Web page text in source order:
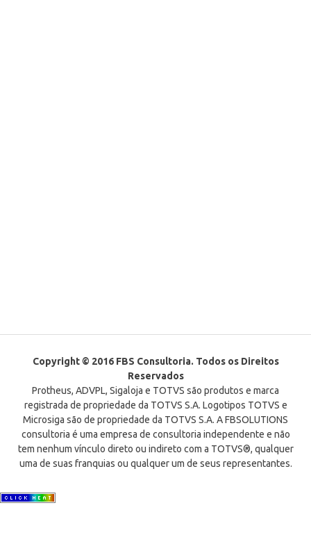
Copyright © 2016 FBS Consultoria. Todos os Direitos
Reservados
Protheus, ADVPL, Sigaloja e TOTVS são produtos e marca
registrada de propriedade da TOTVS S.A. Logotipos TOTVS e
Microsiga são de propriedade da TOTVS S.A. A FBSOLUTIONS
consultoria é uma empresa de consultoria independente e não
tem nenhum vínculo direto ou indireto com a TOTVS®, qualquer
uma de suas franquias ou qualquer um de seus representantes.